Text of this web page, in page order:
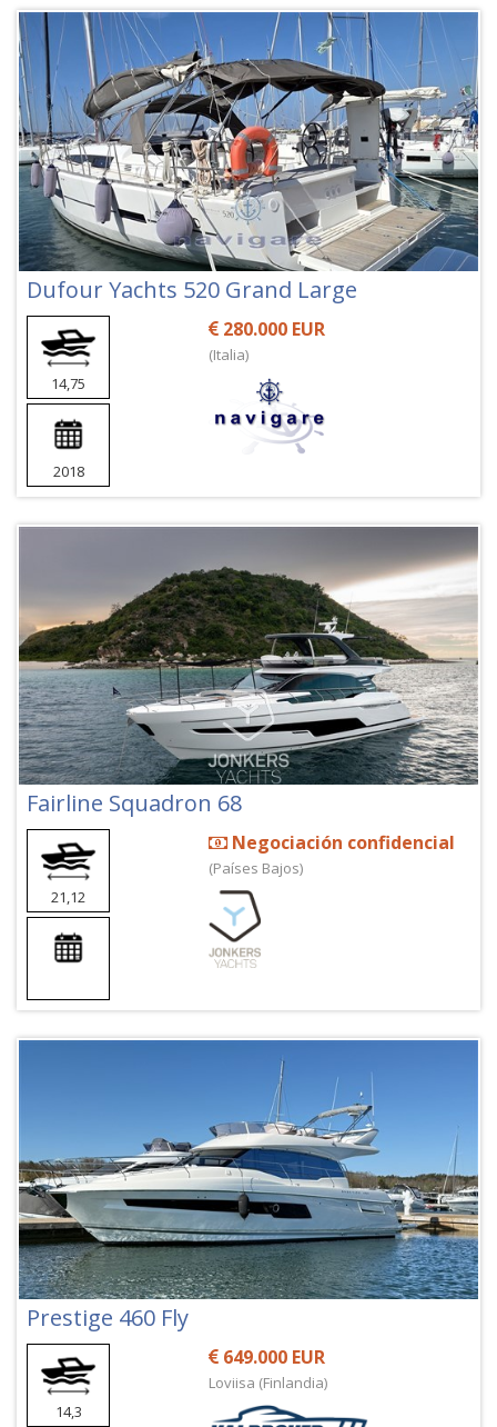
Dufour Yachts 520 Grand Large
14,75
2018
280.000 EUR
(Italia)
Fairline Squadron 68
21,12
Negociación confidencial
(Países Bajos)
Prestige 460 Fly
14,3
649.000 EUR
Loviisa (Finlandia)